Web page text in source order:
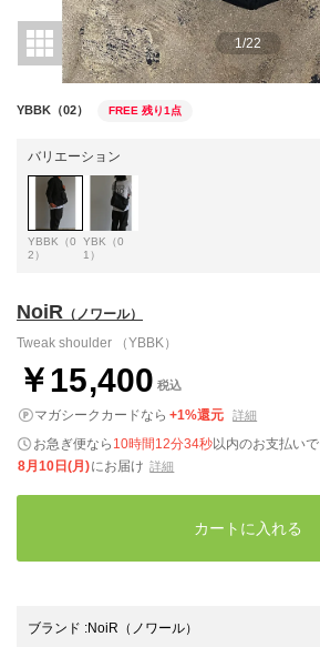
1/22
YBBK（02） FREE 残り1点
バリエーション
YBBK（0
2）
YBK（0
1）
NoiR （ノワール）
Tweak shoulder （YBBK）
￥15,400 税込
マガシークカードなら +1%還元 詳細
お急ぎ便なら 10時間12分32秒以内のお支払いで
8月10日(月)にお届け 詳細
カートに入れる
ブランド :NoiR （ノワール）